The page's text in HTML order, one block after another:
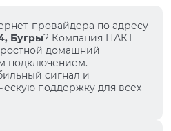
провайдера по адресу
Бугры? Компания ПАКТ
домашний
подключением.
сигнал и
поддержку для всех